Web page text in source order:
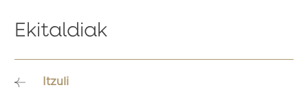
Ekitaldiak
Itzuli